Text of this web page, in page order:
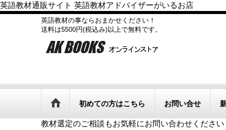
英語教材通販サイト 英語教材アドバイザーがいるお店
英語教材の事ならおまかせください！
送料は5500円(税込み)以上で無料です。
初めての方はこちら お問い合せ
教材選定のご相談もお気軽にお問い合わせください